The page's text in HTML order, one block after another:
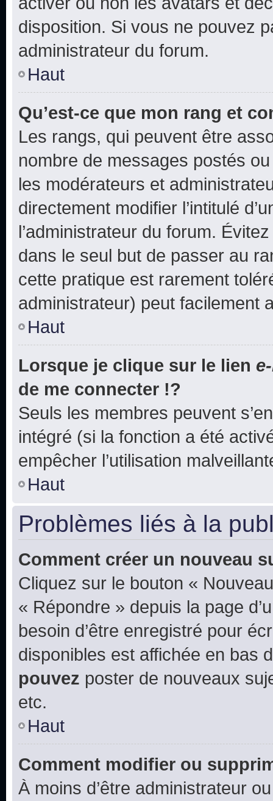
disposition. Si vous ne pouvez
administrateur du forum.
Haut
Qu’est-ce que mon rang et
Les rangs, qui peuvent être
nombre de messages postés
les modérateurs et
directement modifier l’intitulé
l’administrateur du forum.
dans le seul but de passer au
cette pratique est rarement
administrateur) peut facilement
Haut
Lorsque je clique sur le lien
de me connecter !?
Seuls les membres peuvent
intégré (si la fonction a été
empêcher l’utilisation
Haut
Problèmes liés à la
Comment créer un nouveau
Cliquez sur le bouton «
« Répondre » depuis la page
besoin d’être enregistré pour
disponibles est affichée en bas
pouvez poster de nouveaux
etc.
Haut
Comment modifier ou
À moins d’être administrateur